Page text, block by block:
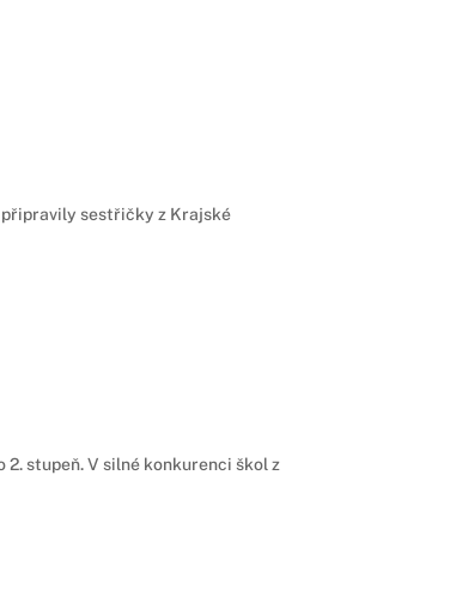
připravily sestřičky z Krajské
stupeň. V silné konkurenci škol z